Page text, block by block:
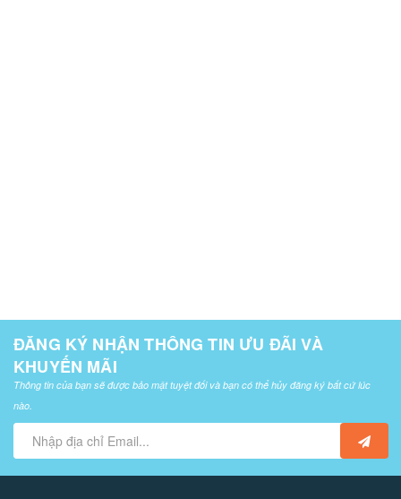
ĐĂNG KÝ NHẬN THÔNG TIN ƯU ĐÃI VÀ
KHUYẾN MÃI
Thông tin của bạn sẽ được bảo mật tuyệt đối và bạn có thể hủy đăng ký bất cứ lúc
nào.